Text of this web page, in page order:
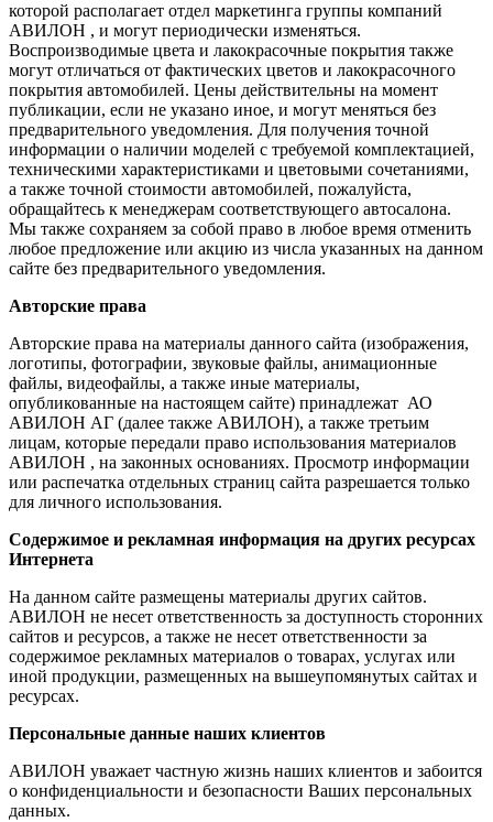
которой располагает отдел маркетинга группы компаний
АВИЛОН , и могут периодически изменяться.
Воспроизводимые цвета и лакокрасочные покрытия также
могут отличаться от фактических цветов и лакокрасочного
покрытия автомобилей. Цены действительны на момент
публикации, если не указано иное, и могут меняться без
предварительного уведомления. Для получения точной
информации о наличии моделей с требуемой комплектацией,
техническими характеристиками и цветовыми сочетаниями,
а также точной стоимости автомобилей, пожалуйста,
обращайтесь к менеджерам соответствующего автосалона.
Мы также сохраняем за собой право в любое время отменить
любое предложение или акцию из числа указанных на данном
сайте без предварительного уведомления.
Авторские права
Авторские права на материалы данного сайта (изображения,
логотипы, фотографии, звуковые файлы, анимационные
файлы, видеофайлы, а также иные материалы,
опубликованные на настоящем сайте) принадлежат АО
АВИЛОН АГ (далее также АВИЛОН), а также третьим
лицам, которые передали право использования материалов
АВИЛОН , на законных основаниях. Просмотр информации
или распечатка отдельных страниц сайта разрешается только
для личного использования.
Содержимое и рекламная информация на других ресурсах
Интернета
На данном сайте размещены материалы других сайтов.
АВИЛОН не несет ответственность за доступность сторонних
сайтов и ресурсов, а также не несет ответственности за
содержимое рекламных материалов о товарах, услугах или
иной продукции, размещенных на вышеупомянутых сайтах и
ресурсах.
Персональные данные наших клиентов
АВИЛОН уважает частную жизнь наших клиентов и забоится
о конфиденциальности и безопасности Ваших персональных
данных.